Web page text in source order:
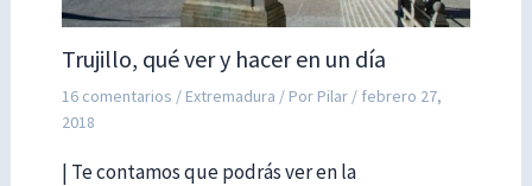
Trujillo, qué ver y hacer en un día
16 comentarios / Extremadura / Por Pilar / febrero 27,
2018
| Te contamos que podrás ver en la